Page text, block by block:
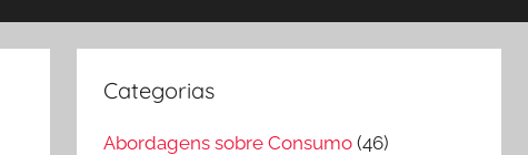
Categorias
Abordagens sobre Consumo (46)